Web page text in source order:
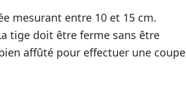
mesurant entre 10 et 15 cm.
tige doit être ferme sans être
affûté pour effectuer une coupe